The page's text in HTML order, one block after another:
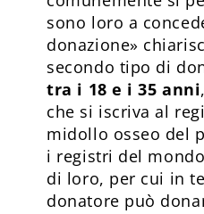
sono loro a
donazione»
secondo tipo di
tra i 18 e i 35 anni
che si iscriva al
midollo osseo del
i registri del
di loro, per cui in
donatore può